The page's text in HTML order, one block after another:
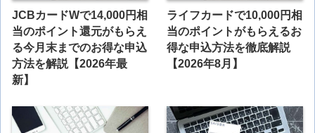
JCBカードWで14,000円相
当のポイント還元がもらえ
る今月末までのお得な申込
方法を解説【2026年最
新】
ライフカードで10,000円相
当のポイントがもらえるお
得な申込方法を徹底解説
【2026年8月】